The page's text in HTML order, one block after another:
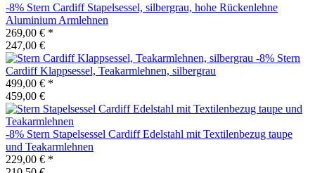
-8% Stern Cardiff Stapelsessel, silbergrau, hohe Rückenlehne
Aluminium Armlehnen
269,00 € *
247,00 €
-8% Stern
Cardiff Klappsessel, Teakarmlehnen, silbergrau
499,00 € *
459,00 €
-8% Stern Stapelsessel Cardiff Edelstahl mit Textilenbezug taupe
und Teakarmlehnen
229,00 € *